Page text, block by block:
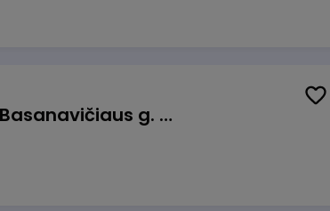
Pamainos vadovas (-ė), J. Basanavičiaus g. 6, Jonava